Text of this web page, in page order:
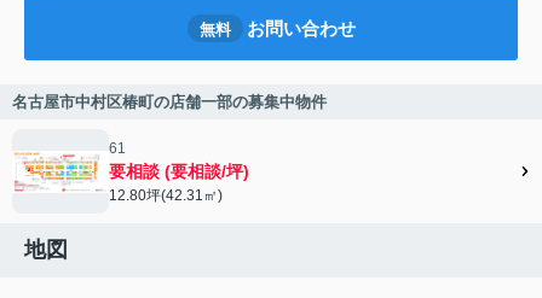
無料 お問い合わせ
名古屋市中村区椿町の店舗一部の募集中物件
61
要相談 (要相談/坪)
12.80坪(42.31㎡)
地図